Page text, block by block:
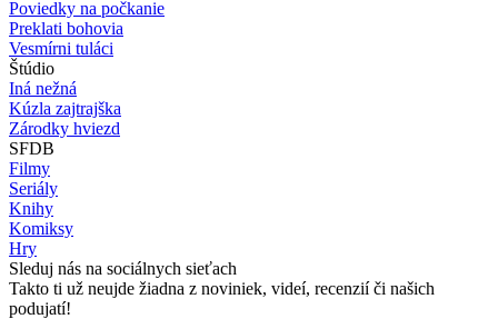
Poviedky na počkanie
Preklati bohovia
Vesmírni tuláci
Štúdio
Iná nežná
Kúzla zajtrajška
Zárodky hviezd
SFDB
Filmy
Seriály
Knihy
Komiksy
Hry
Sleduj nás na sociálnych sieťach
Takto ti už neujde žiadna z noviniek, videí, recenzií či našich
podujatí!